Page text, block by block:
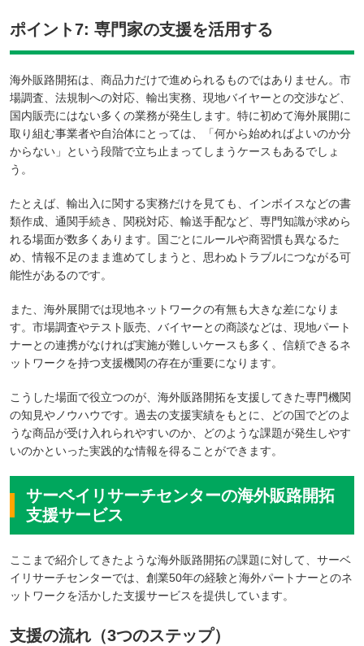
ポイント7: 専門家の支援を活用する
海外販路開拓は、商品力だけで進められるものではありません。市
場調査、法規制への対応、輸出実務、現地バイヤーとの交渉など、
国内販売にはない多くの業務が発生します。特に初めて海外展開に
取り組む事業者や自治体にとっては、「何から始めればよいのか分
からない」という段階で立ち止まってしまうケースもあるでしょ
う。
たとえば、輸出入に関する実務だけを見ても、インボイスなどの書
類作成、通関手続き、関税対応、輸送手配など、専門知識が求めら
れる場面が数多くあります。国ごとにルールや商習慣も異なるた
め、情報不足のまま進めてしまうと、思わぬトラブルにつながる可
能性があるのです。
また、海外展開では現地ネットワークの有無も大きな差になりま
す。市場調査やテスト販売、バイヤーとの商談などは、現地パート
ナーとの連携がなければ実施が難しいケースも多く、信頼できるネ
ットワークを持つ支援機関の存在が重要になります。
こうした場面で役立つのが、海外販路開拓を支援してきた専門機関
の知見やノウハウです。過去の支援実績をもとに、どの国でどのよ
うな商品が受け入れられやすいのか、どのような課題が発生しやす
いのかといった実践的な情報を得ることができます。
サーベイリサーチセンターの海外販路開拓
支援サービス
ここまで紹介してきたような海外販路開拓の課題に対して、サーベ
イリサーチセンターでは、創業50年の経験と海外パートナーとのネ
ットワークを活かした支援サービスを提供しています。
支援の流れ（3つのステップ）